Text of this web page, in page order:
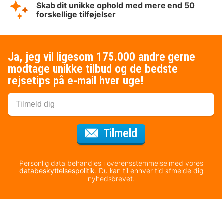
Skab dit unikke ophold med mere end 50
forskellige tilføjelser
Ja, jeg vil ligesom 175.000 andre gerne
modtage unikke tilbud og de bedste
rejsetips på e-mail hver uge!
Tilmeld
Personlig data behandles i overensstemmelse med vores
databeskyttelsespolitik. Du kan til enhver tid afmelde dig
nyhedsbrevet.